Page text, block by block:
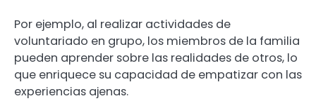
Por ejemplo, al realizar actividades de
voluntariado en grupo, los miembros de la familia
pueden aprender sobre las realidades de otros, lo
que enriquece su capacidad de empatizar con las
experiencias ajenas.